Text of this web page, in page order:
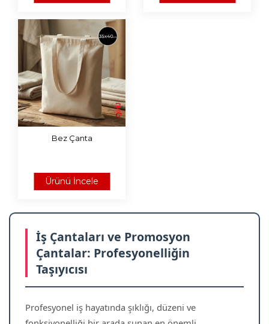
Bez Çanta
Ürünü İncele
İş Çantaları ve Promosyon
Çantalar: Profesyonelliğin
Taşıyıcısı
Profesyonel iş hayatında şıklığı, düzeni ve